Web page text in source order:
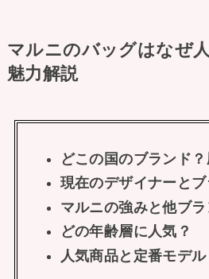
マルニのバッグはなぜ
魅力解説
どこの国のブランド
現在のデザイナーと
マルニの強みと他ブ
どの年齢層に人気？
人気商品と定番モデル